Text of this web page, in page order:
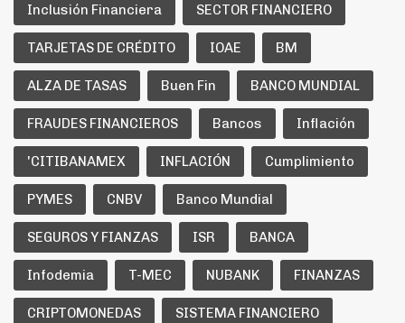
Inclusión Financiera SECTOR FINANCIERO
TARJETAS DE CRÉDITO IOAE BM
ALZA DE TASAS Buen Fin BANCO MUNDIAL
FRAUDES FINANCIEROS Bancos Inflación
'CITIBANAMEX INFLACIÓN Cumplimiento
PYMES CNBV Banco Mundial
SEGUROS Y FIANZAS ISR BANCA
Infodemia T-MEC NUBANK FINANZAS
CRIPTOMONEDAS SISTEMA FINANCIERO